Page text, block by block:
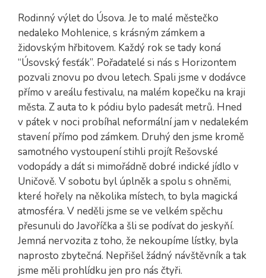
Rodinný výlet do Úsova. Je to malé městečko
nedaleko Mohlenice, s krásným zámkem a
židovským hřbitovem. Každý rok se tady koná
“Úsovský fesťák”. Pořadatelé si nás s Horizontem
pozvali znovu po dvou letech. Spali jsme v dodávce
přímo v areálu festivalu, na malém kopečku na kraji
města. Z auta to k pódiu bylo padesát metrů. Hned
v pátek v noci probíhal neformální jam v nedalekém
stavení přímo pod zámkem. Druhý den jsme kromě
samotného vystoupení stihli projít Rešovské
vodopády a dát si mimořádně dobré indické jídlo v
Uničově. V sobotu byl úplněk a spolu s ohněmi,
které hořely na několika místech, to byla magická
atmosféra. V neděli jsme se ve velkém spěchu
přesunuli do Javoříčka a šli se podívat do jeskyňí.
Jemná nervozita z toho, že nekoupíme lístky, byla
naprosto zbytečná. Nepřišel žádný návštěvník a tak
jsme měli prohlídku jen pro nás čtyři.